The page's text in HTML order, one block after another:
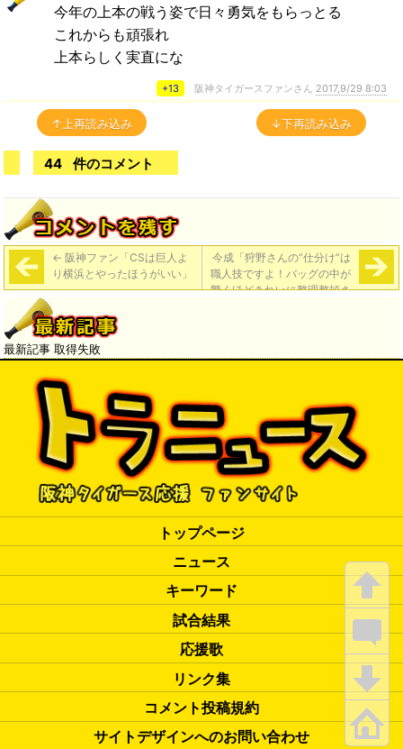
今年の上本の戦う姿で日々勇気をもらっとる
これからも頑張れ
上本らしく実直にな
+13 阪神タイガースファンさん 2017,9/29 8:03
↑上再読み込み ↓下再読み込み
44 件のコメント
← 阪神ファン「CSは巨人よ
り横浜とやったほうがいい」
今成「狩野さんの”仕分け”は
職人技ですよ！バッグの中が
驚くほどきれいに整理整頓さ
最新記事 取得失敗
トップページ
ニュース
キーワード
試合結果
応援歌
リンク集
コメント投稿規約
サイトデザインへのお問い合わせ